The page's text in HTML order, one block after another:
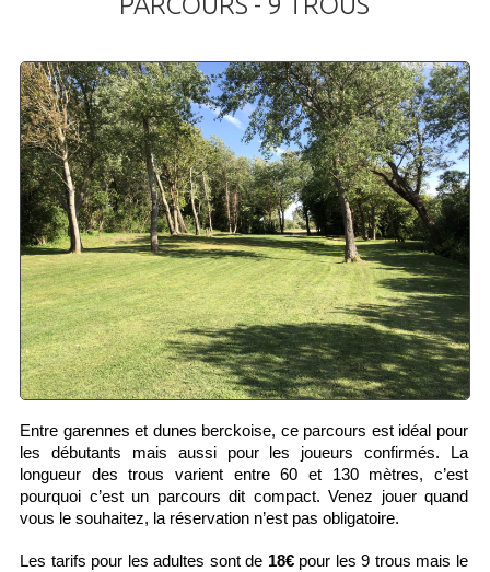
Entre garennes et dunes berckoise, ce parcours est idéal pour
les débutants mais aussi pour les joueurs confirmés. La
longueur des trous varient entre 60 et 130 mètres, c’est
pourquoi c’est un parcours dit compact. Venez jouer quand
vous le souhaitez, la réservation n’est pas obligatoire.
Les tarifs pour les adultes sont de 18€ pour les 9 trous mais le